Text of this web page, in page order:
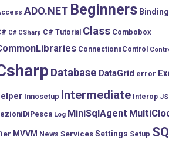
ADO.NET Beginners Binding
C# CSharp C# Tutorial Class Combobox
ConnectionsControl
Database DataGrid error
Innosetup Intermediate Interop
Log MiniSqlAgent
MVVM News Services Settings Setup